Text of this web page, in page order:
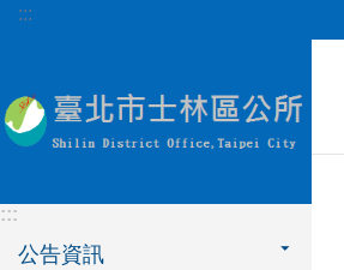
跳到主要內容區塊
:::
:::
公告資訊